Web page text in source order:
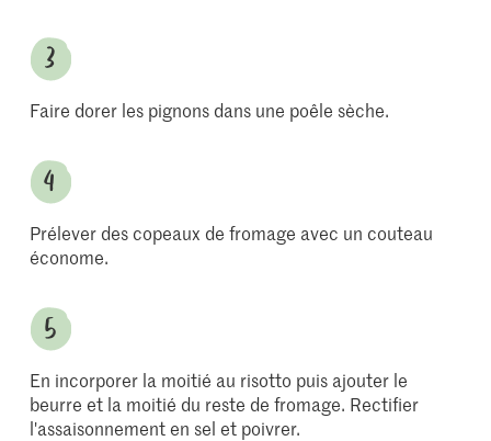
Faire dorer les pignons dans une poêle sèche.
Prélever des copeaux de fromage avec un couteau
économe.
En incorporer la moitié au risotto puis ajouter le
beurre et la moitié du reste de fromage. Rectifier
l'assaisonnement en sel et poivrer.